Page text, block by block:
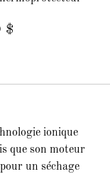
$
ionique
que son moteur
un séchage